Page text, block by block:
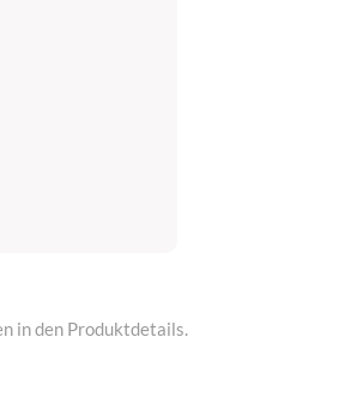
in den Produktdetails.